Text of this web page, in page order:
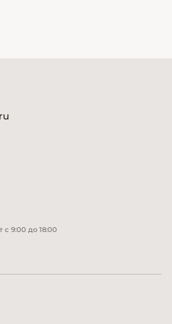
с 9:00 до 18:00